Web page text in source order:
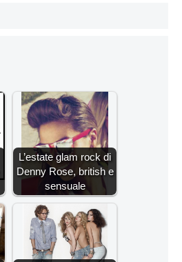
L’estate glam rock di
Denny Rose, british e
sensuale